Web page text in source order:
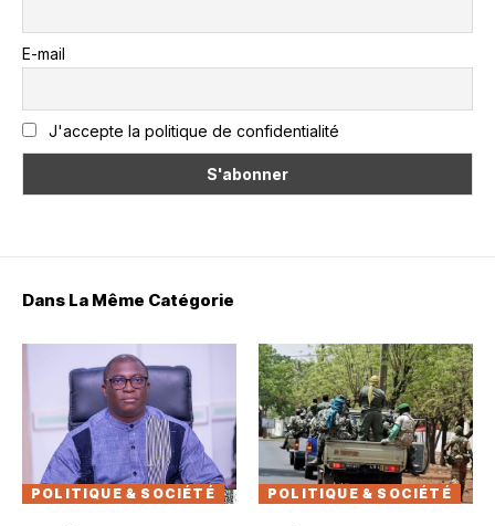
E-mail
J'accepte la politique de confidentialité
Dans La Même Catégorie
POLITIQUE & SOCIÉTÉ POLITIQUE & SOCIÉTÉ